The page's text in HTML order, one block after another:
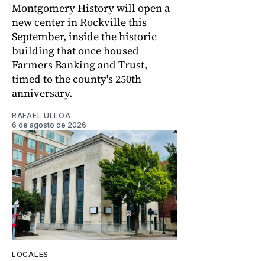
Montgomery History will open a
new center in Rockville this
September, inside the historic
building that once housed
Farmers Banking and Trust,
timed to the county's 250th
anniversary.
RAFAEL ULLOA
6 de agosto de 2026
LOCALES